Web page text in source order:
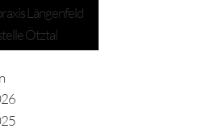
Längenfeld
Ötztal